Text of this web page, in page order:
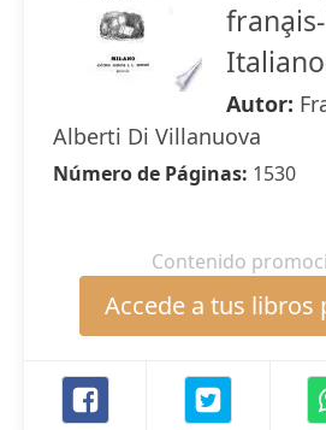
Autor:
Alberti Di Villanuova
Número de Páginas: 1530
Contenido
Accede a tus libros